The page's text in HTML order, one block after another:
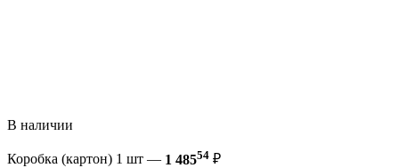
В наличии
Коробка (картон) 1 шт — 1 48554 ₽